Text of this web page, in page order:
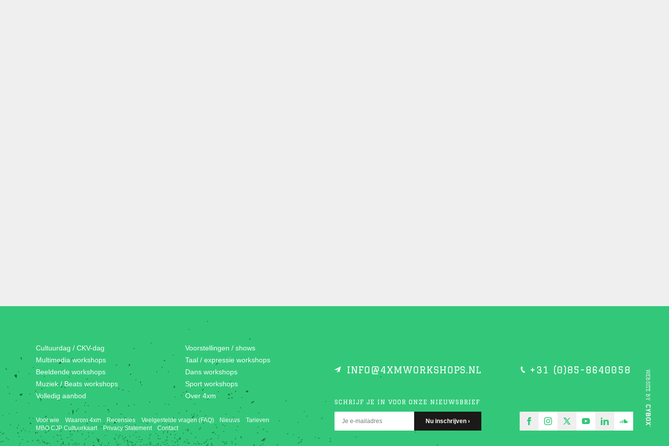
Cultuurdag / CKV-dag
Voorstellingen / shows
Multimedia workshops
Taal / expressie workshops
Beeldende workshops
Dans workshops
Muziek / Beats workshops
Sport workshops
Volledig aanbod
Over 4xm
Voor wie Waarom 4xm Recensies Veelgestelde vragen (FAQ) Nieuws
Tarieven
MBO CJP Cultuurkaart
Privacy Statement Contact
INFO@4XMWORKSHOPS.NL
SCHRIJF JE IN VOOR ONZE NIEUWSBRIEF
+31 (0)85-8640058 WEBSITE BY